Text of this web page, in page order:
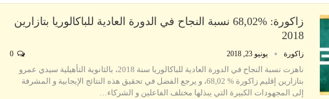
زاكورة: %68,02 نسبة النجاح في الدورة العادية للباكالوريا بتازارين
2018
زاكورة يونيو 23, 2018
ناهزت نسبة النجاح في الدورة العادية للباكالوريا سنة 2018، بالثانوية التأهيلية سيدي عمرو
بتازارين إقليم زاكورة % 68,02، و يرجع الفضل في تحقيق هذه النتائج الإيجابية و المشرفة
إلى المجهودات الكبيرة التي يبذلها مختلف الفاعلين و الشركاء…